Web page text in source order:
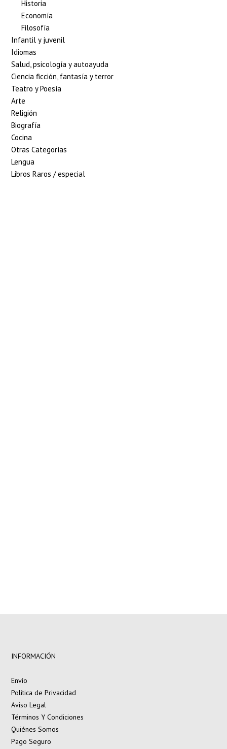
Historia
Economía
Filosofía
Infantil y juvenil
Idiomas
Salud, psicología y autoayuda
Ciencia ficción, fantasía y terror
Teatro y Poesía
Arte
Religión
Biografía
Cocina
Otras Categorías
Lengua
Libros Raros / especial
INFORMACIÓN
Envío
Política de Privacidad
Aviso Legal
Términos Y Condiciones
Quiénes Somos
Pago Seguro